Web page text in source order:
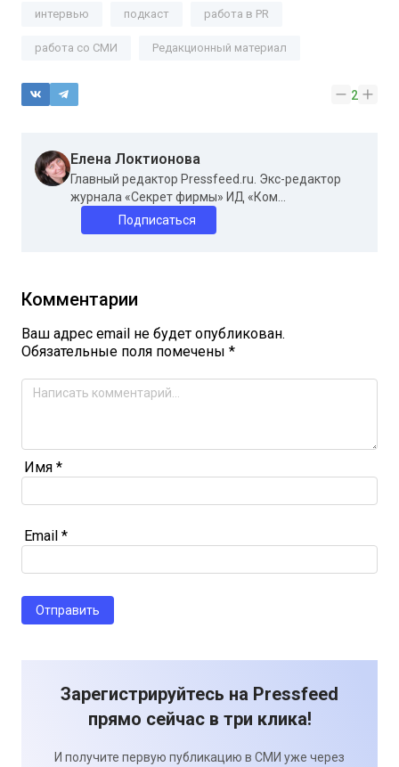
интервью подкаст работа в PR
работа со СМИ Редакционный материал
2
Елена Локтионова
Главный редактор Pressfeed.ru. Экс-редактор
журнала «Секрет фирмы» ИД «Ком...
Подписаться
Комментарии
Ваш адрес email не будет опубликован.
Обязательные поля помечены *
Имя *
Email *
Зарегистрируйтесь на Pressfeed
прямо сейчас в три клика!
И получите первую публикацию в СМИ уже через